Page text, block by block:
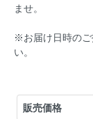
ませ。
※お届け日時のご
い。
販売価格